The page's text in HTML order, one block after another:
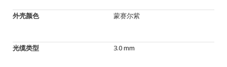
外壳颜色 蒙赛尔紫
光缆类型 3.0 mm